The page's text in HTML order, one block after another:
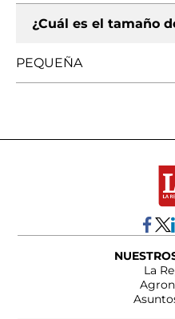
¿Cuál es el tamaño
PEQUEÑA
La